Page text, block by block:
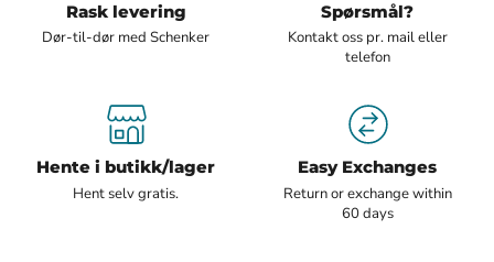
Rask levering
Dør-til-dør med Schenker
Spørsmål?
Kontakt oss pr. mail eller
telefon
Hente i butikk/lager
Hent selv gratis.
Easy Exchanges
Return or exchange within
60 days